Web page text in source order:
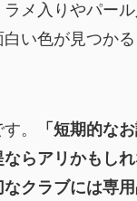
メ入りやパー
い色が見つか
。
「短期的な
らアリかもしれ
クラブには専